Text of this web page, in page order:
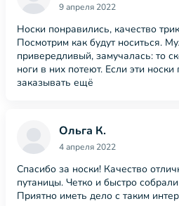
9 апреля 2022
Носки понравились, качество
Посмотрим как будут носиться.
привередливый, замучалась: то
ноги в них потеют. Если эти носки
заказывать ещё
Ольга К.
4 апреля 2022
Спасибо за носки! Качество
путаницы. Четко и быстро
Приятно иметь дело с таким